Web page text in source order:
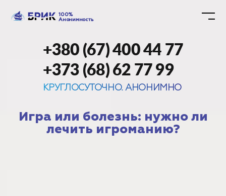
100%
Анонимность
+380 (67) 400 44 77
+373 (68) 62 77 99
КРУГЛОСУТОЧНО. АНОНИМНО
Игра или болезнь: нужно ли
лечить игроманию?